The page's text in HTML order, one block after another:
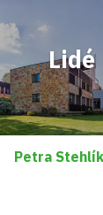
Lidé
Petra